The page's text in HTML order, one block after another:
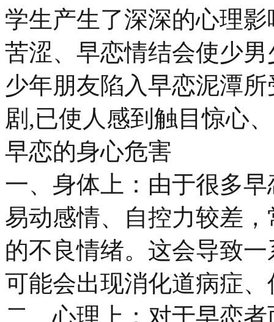
学生产生了深深的心理
苦涩、早恋情结会使少
少年朋友陷入早恋泥潭
剧,已使人感到触目惊心、
早恋的身心危害
一、身体上：由于很多
易动感情、自控力较差
的不良情绪。这会导致
可能会出现消化道病症
二、心理上：对于早恋